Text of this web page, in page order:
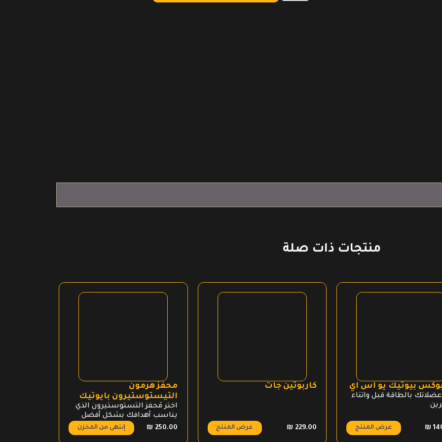
منتجات ذات صلة
بيوتيك يو اس اي
بالطاقة قبل واثناء
₪ عرض المنتج
كاربوتين جات
₪ 229.00 عرض المنتج
محفز هرمون
التيستوستيرون بايوتيك
يو اس اي
اختر مُحفز التستوستيرون الذي
يناسب أهدافك بشكل أفضل
₪ 250.00 إنتهى من المخزن